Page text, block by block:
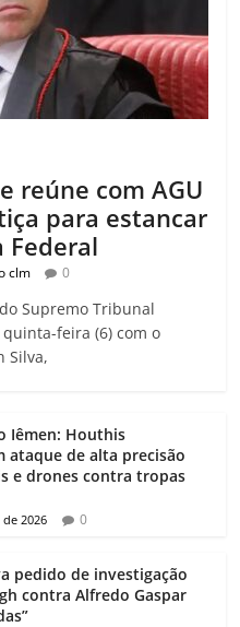
reúne com AGU
para estancar
Federal
clm 0
Supremo Tribunal
quinta-feira (6) com o
Silva,
Iêmen: Houthis
ataque de alta precisão
e drones contra tropas
2026 0
pedido de investigação
contra Alfredo Gaspar